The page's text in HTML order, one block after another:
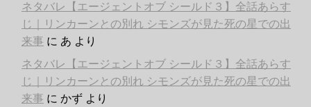
ネタバレ【エージェントオブ シールド３】全話あらす
じ｜リンカーンとの別れ シモンズが見た死の星での出
来事 に あ より
ネタバレ【エージェントオブ シールド３】全話あらす
じ｜リンカーンとの別れ シモンズが見た死の星での出
来事 に かず より